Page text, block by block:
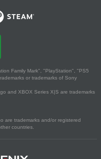
Family Mark", "PlayStation", "PS5
or trademarks of Sony
and XBOX Series X|S are trademarks
are trademarks and/or registered
countries.